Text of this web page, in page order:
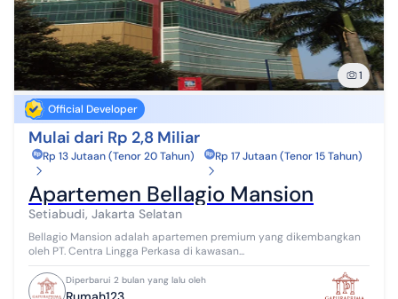
1
Official Developer
Mulai dari Rp 2,8 Miliar
Rp 13 Jutaan (Tenor 20 Tahun) Rp 17 Jutaan (Tenor 15 Tahun)
Apartemen Bellagio Mansion
Setiabudi, Jakarta Selatan
Bellagio Mansion adalah apartemen premium yang dikembangkan
oleh PT. Centra Lingga Perkasa di kawasan...
Diperbarui 2 bulan yang lalu oleh